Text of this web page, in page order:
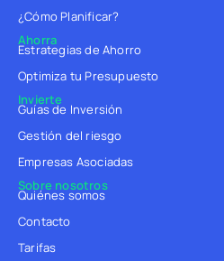
¿Cómo Planificar?
Ahorra
Estrategias de Ahorro
Optimiza tu Presupuesto
Invierte
Guías de Inversión
Gestión del riesgo
Empresas Asociadas
Sobre nosotros
Quiénes somos
Contacto
Tarifas